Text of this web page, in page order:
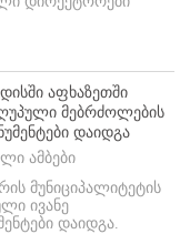
აფხაზეთში
მებრძოლების
დაიდგა
ამბები
მუნიციპალიტეტის
ივანე
დაიდგა.